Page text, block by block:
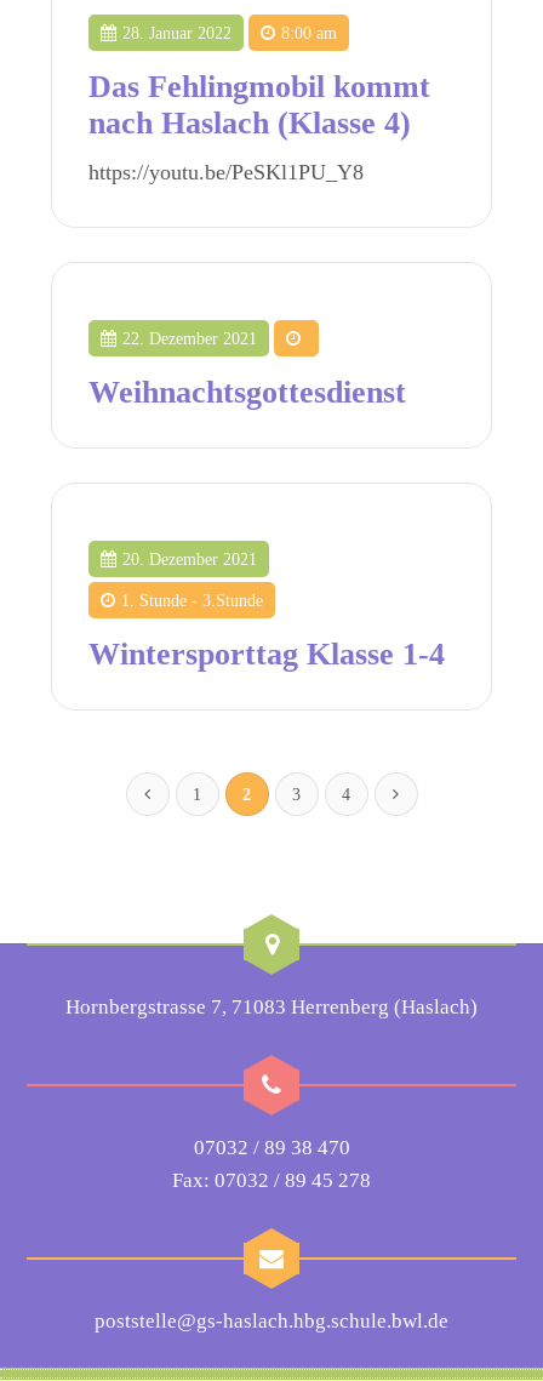
28. Januar 2022 8:00 am
Das Fehlingmobil kommt
nach Haslach (Klasse 4)
https://youtu.be/PeSKl1PU_Y8
22. Dezember 2021
Weihnachtsgottesdienst
20. Dezember 2021
1. Stunde - 3.Stunde
Wintersporttag Klasse 1-4
1 2 3 4
Hornbergstrasse 7, 71083 Herrenberg (Haslach)
07032 / 89 38 470
Fax: 07032 / 89 45 278
poststelle@gs-haslach.hbg.schule.bwl.de